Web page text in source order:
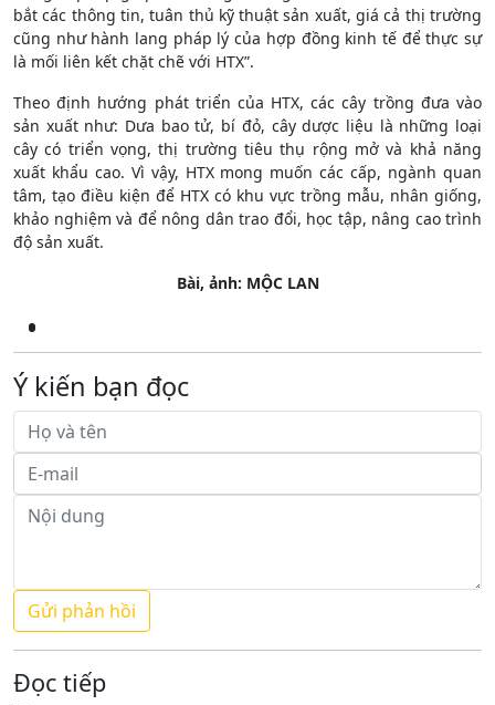
bắt các thông tin, tuân thủ kỹ thuật sản xuất, giá cả thị trường
cũng như hành lang pháp lý của hợp đồng kinh tế để thực sự
là mối liên kết chặt chẽ với HTX”.
Theo định hướng phát triển của HTX, các cây trồng đưa vào
sản xuất như: Dưa bao tử, bí đỏ, cây dược liệu là những loại
cây có triển vọng, thị trường tiêu thụ rộng mở và khả năng
xuất khẩu cao. Vì vậy, HTX mong muốn các cấp, ngành quan
tâm, tạo điều kiện để HTX có khu vực trồng mẫu, nhân giống,
khảo nghiệm và để nông dân trao đổi, học tập, nâng cao trình
độ sản xuất.
Bài, ảnh: MỘC LAN
Ý kiến bạn đọc
Đọc tiếp